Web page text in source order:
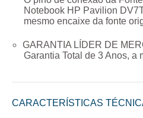
Notebook HP Pavilion
mesmo encaixe da fonte
GARANTIA LÍDER DE
Garantia Total de 3 Anos, a
CARACTERÍSTICAS